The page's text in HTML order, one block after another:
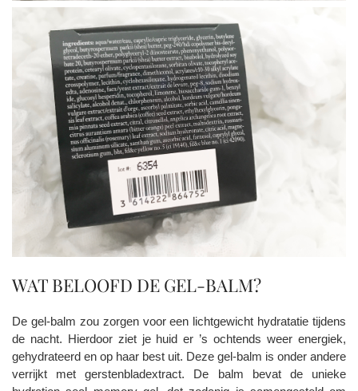
WAT BELOOFD DE GEL-BALM?
De gel-balm zou zorgen voor een lichtgewicht hydratatie tijdens
de nacht. Hierdoor ziet je huid er ’s ochtends weer energiek,
gehydrateerd en op haar best uit. Deze gel-balm is onder andere
verrijkt met gerstenbladextract. De balm bevat de unieke